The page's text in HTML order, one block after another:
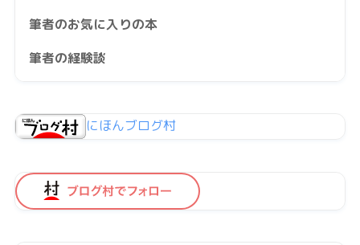
筆者のお気に入りの本
筆者の経験談
にほんブログ村